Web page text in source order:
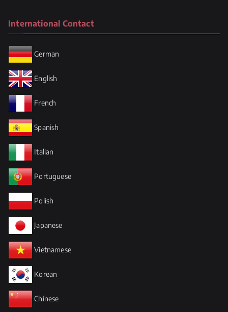
International Contact
German
English
French
Spanish
Italian
Portuguese
Polish
Japanese
Vietnamese
Korean
Chinese